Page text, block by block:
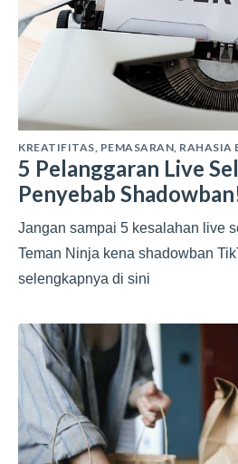
KREATIFITAS, PEMASARAN, RAHASIA
5 Pelanggaran Live
Penyebab
Jangan sampai 5 kesalahan live
Teman Ninja kena shadowban
selengkapnya di sini